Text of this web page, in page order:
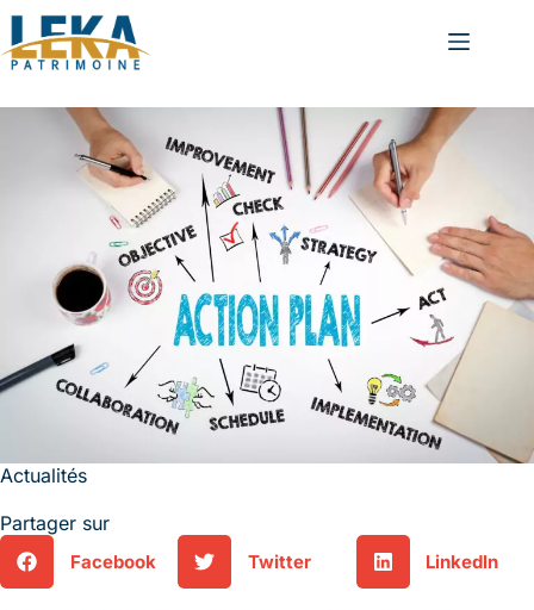
Actualités
Partager sur
Facebook Twitter LinkedIn